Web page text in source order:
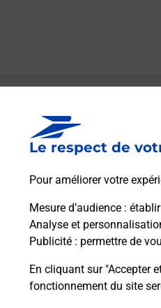
Le respect de
Pour améliorer votre
Mesure d’audience :
Analyse et
Publicité : permettre de
En cliquant sur "Accepter
fonctionnement du site
Boîte aux
Prochaine
01560 Saint Jean Sur
Itinéraire